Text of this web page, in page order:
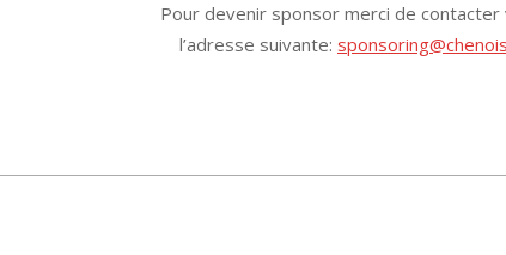
Pour devenir sponsor merci de contacter
l’adresse suivante: